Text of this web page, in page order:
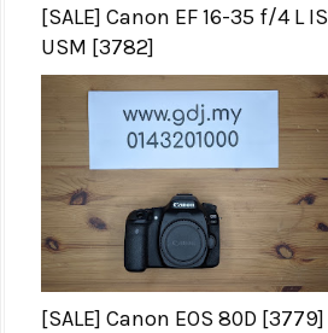
[SALE] Canon EF 16-35 f/4 L IS
USM [3782]
[SALE] Canon EOS 80D [3779]